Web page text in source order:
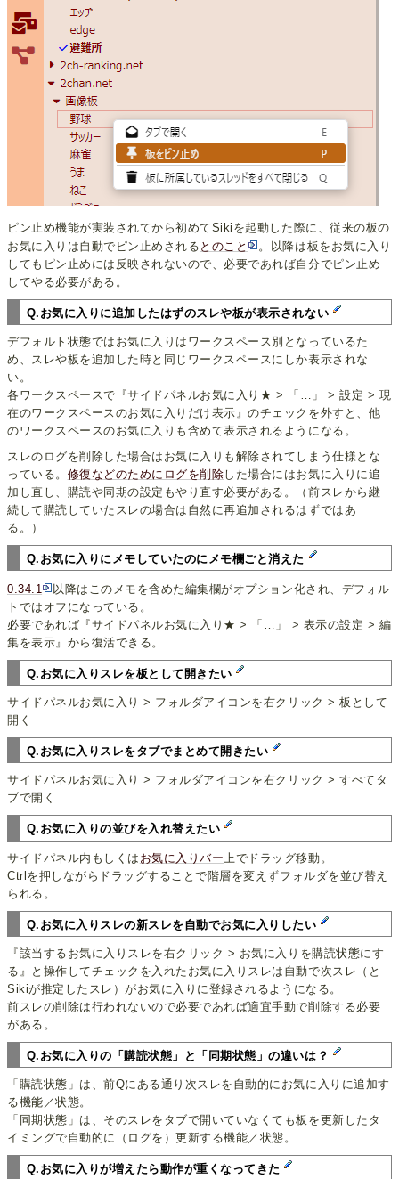
ピン止め機能が実装されてから初めてSikiを起動した際に、従来の板の
お気に入りは自動でピン止めされる とのこと
。以降は板をお気に入り
してもピン止めには反映されないので、必要であれば自分でピン止め
してやる必要がある。
Q.お気に入りに追加したはずのスレや板が表示されない
デフォルト状態ではお気に入りはワークスペース別となっているた
め、スレや板を追加した時と同じワークスペースにしか表示されな
い。
各ワークスペースで『サイドパネルお気に入り★ > 「…」 > 設定 > 現
在のワークスペースのお気に入りだけ表示』のチェックを外すと、他
のワークスペースのお気に入りも含めて表示されるようになる。
スレのログを削除した場合はお気に入りも解除されてしまう仕様とな
っている。 修復などのためにログを削除した場合にはお気に入りに追
加し直し、購読や同期の設定もやり直す必要がある。（前スレから継
続して購読していたスレの場合は自然に再追加されるはずではあ
る。）
Q.お気に入りにメモしていたのにメモ欄ごと消えた
0.34.1
以降はこのメモを含めた編集欄がオプション化され、デフォル
トではオフになっている。
必要であれば『サイドパネルお気に入り★ > 「…」 > 表示の設定 > 編
集を表示』から復活できる。
Q.お気に入りスレを板として開きたい
サイドパネルお気に入り > フォルダアイコンを右クリック > 板として
開く
Q.お気に入りスレをタブでまとめて開きたい
サイドパネルお気に入り > フォルダアイコンを右クリック > すべてタ
ブで開く
Q.お気に入りの並びを入れ替えたい
サイドパネル内もしくは お気に入りバー 上でドラッグ移動。
Ctrlを押しながらドラッグすることで階層を変えずフォルダを並び替え
られる。
Q.お気に入りスレの新スレを自動でお気に入りしたい
『該当するお気に入りスレを右クリック > お気に入りを購読状態にす
る』と操作してチェックを入れたお気に入りスレは自動で次スレ（と
Sikiが推定したスレ）がお気に入りに登録されるようになる。
前スレの削除は行われないので必要であれば適宜手動で削除する必要
がある。
Q.お気に入りの「購読状態」と「同期状態」の違いは？
「購読状態」は、前Qにある通り次スレを自動的にお気に入りに追加す
る機能／状態。
「同期状態」は、そのスレをタブで開いていなくても板を更新したタ
イミングで自動的に（ログを）更新する機能／状態。
Q.お気に入りが増えたら動作が重くなってきた